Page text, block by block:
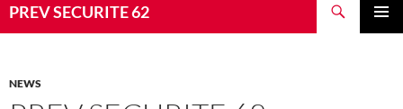
PREV SECURITE 62
NEWS